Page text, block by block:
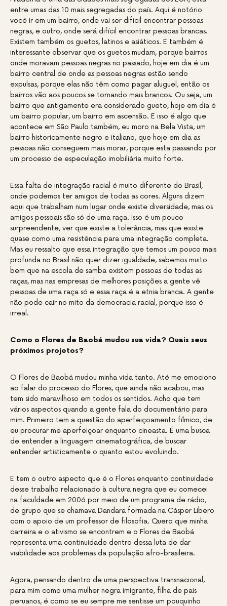
entre umas das 10 mais segregadas do país. Aqui é notório
você ir em um bairro, onde vai ser difícil encontrar pessoas
negras, e outro, onde será difícil encontrar pessoas brancas.
Existem também os guetos, latinos e asiáticos. E também é
interessante observar que os guetos mudam, porque bairros
onde moravam pessoas negras no passado, hoje em dia é um
bairro central de onde as pessoas negras estão sendo
expulsas, porque elas não têm como pagar aluguel, então os
bairros vão aos poucos se tornando mais brancos. Ou seja, um
bairro que antigamente era considerado gueto, hoje em dia é
um bairro popular, um bairro em ascensão. E isso é algo que
acontece em São Paulo também, eu moro na Bela Vista, um
bairro historicamente negro e italiano, que hoje em dia as
pessoas não conseguem mais morar, porque esta passando por
um processo de especulação imobiliária muito forte.
Essa falta de integração racial é muito diferente do Brasil,
onde podemos ter amigos de todas as cores. Alguns dizem
aqui que trabalham num lugar onde existe diversidade, mas os
amigos pessoais são só de uma raça. Isso é um pouco
surpreendente, ver que existe a tolerância, mas que existe
quase como uma resistência para uma integração completa.
Mas eu ressalto que essa integração que temos um pouco mais
profunda no Brasil não quer dizer igualdade, sabemos muito
bem que na escola de samba existem pessoas de todas as
raças, mas nas empresas de melhores posições a gente vê
pessoas de uma raça só e essa raça é a etnia branca. A gente
não pode cair no mito da democracia racial, porque isso é
irreal.
Como o Flores de Baobá mudou sua vida? Quais seus
próximos projetos?
O Flores de Baobá mudou minha vida tanto. Até me emociono
ao falar do processo do Flores, que ainda não acabou, mas
tem sido maravilhoso em todos os sentidos. Acho que tem
vários aspectos quando a gente fala do documentário para
mim. Primeiro tem a questão do aperfeiçoamento fílmico, de
eu procurar me aperfeiçoar enquanto cineasta. É uma busca
de entender a linguagem cinematográfica, de buscar
entender artisticamente o quanto estou evoluindo.
E tem o outro aspecto que é o Flores enquanto continuidade
desse trabalho relacionado à cultura negra que eu comecei
na faculdade em 2006 por meio de um programa de rádio,
de grupo que se chamava Dandara formada na Cásper Líbero
com o apoio de um professor de filosofia. Quero que minha
carreira e o ativismo se encontrem e o Flores de Baobá
representa uma continuidade dentro dessa luta de dar
visibilidade aos problemas da população afro-brasileira.
Agora, pensando dentro de uma perspectiva transnacional,
para mim como uma mulher negra imigrante, filha de pais
peruanos, é como se eu sempre me sentisse um pouquinho